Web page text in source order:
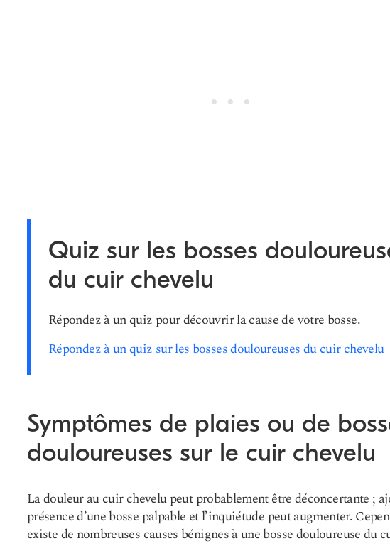
Quiz sur les bosses
du cuir chevelu
Répondez à un quiz pour découvrir la cause de votre bosse.
Répondez à un quiz sur les bosses douloureuses du cuir chevelu
Symptômes de plaies ou de
douloureuses sur le cuir chevelu
La douleur au cuir chevelu peut probablement être déconcertante ;
présence d’une bosse palpable et l’inquiétude peut augmenter.
existe de nombreuses causes bénignes à une bosse douloureuse du